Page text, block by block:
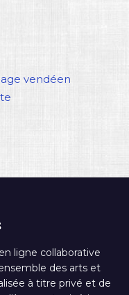
vendéen
ligne collaborative
des arts et
à titre privé et de